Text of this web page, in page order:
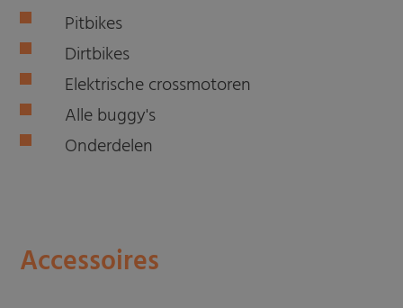
Pitbikes
Dirtbikes
Elektrische crossmotoren
Alle buggy's
Onderdelen
Accessoires